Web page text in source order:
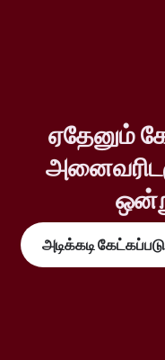
ஏதேனும்
அடிக்கடி